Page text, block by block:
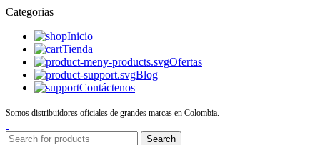
Categorias
Inicio
Tienda
Ofertas
Blog
Contáctenos
Somos distribuidores oficiales de grandes marcas en Colombia.
Search